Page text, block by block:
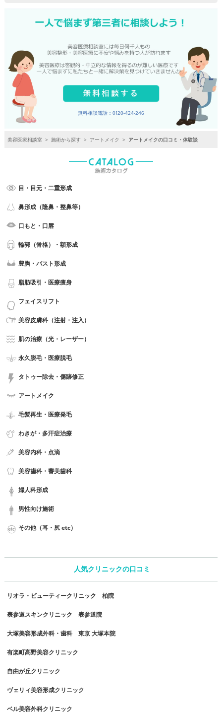
無料相談電話：0120-424-246
美容医療相談室 > 施術から探す > アートメイク > アートメイクの口コミ・体験談
目・目元・二重形成
鼻形成（隆鼻・整鼻等）
口もと・口唇
輪郭（骨格）・額形成
豊胸・バスト形成
脂肪吸引・医療痩身
フェイスリフト
美容皮膚科（注射・注入）
肌の治療（光・レーザー）
永久脱毛・医療脱毛
タトゥー除去・傷跡修正
アートメイク
毛髪再生・医療発毛
わきが・多汗症治療
美容内科・点滴
美容歯科・審美歯科
婦人科形成
男性向け施術
その他（耳・尻 etc）
人気クリニックの口コミ
リオラ・ビューティークリニック 柏院
表参道スキンクリニック 表参道院
大塚美容形成外科・歯科 東京 大塚本院
有楽町高野美容クリニック
自由が丘クリニック
ヴェリィ美容形成クリニック
ベル美容外科クリニック